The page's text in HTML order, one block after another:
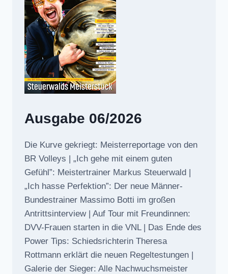
Ausgabe 06/2026
Die Kurve gekriegt: Meisterreportage von den
BR Volleys | „Ich gehe mit einem guten
Gefühl”: Meistertrainer Markus Steuerwald |
„Ich hasse Perfektion”: Der neue Männer-
Bundestrainer Massimo Botti im großen
Antrittsinterview | Auf Tour mit Freundinnen:
DVV-Frauen starten in die VNL | Das Ende des
Power Tips: Schiedsrichterin Theresa
Rottmann erklärt die neuen Regeltestungen |
Galerie der Sieger: Alle Nachwuchsmeister